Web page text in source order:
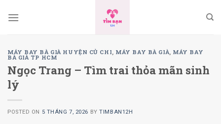
MÁY BAY BÀ GIÀ HUYỆN CỦ CHI, MÁY BAY BÀ GIÀ, MÁY BAY
BÀ GIÀ TP HCM
Ngọc Trang – Tìm trai thỏa mãn sinh
lý
POSTED ON 5 THÁNG 7, 2026 BYTIMBAN12H